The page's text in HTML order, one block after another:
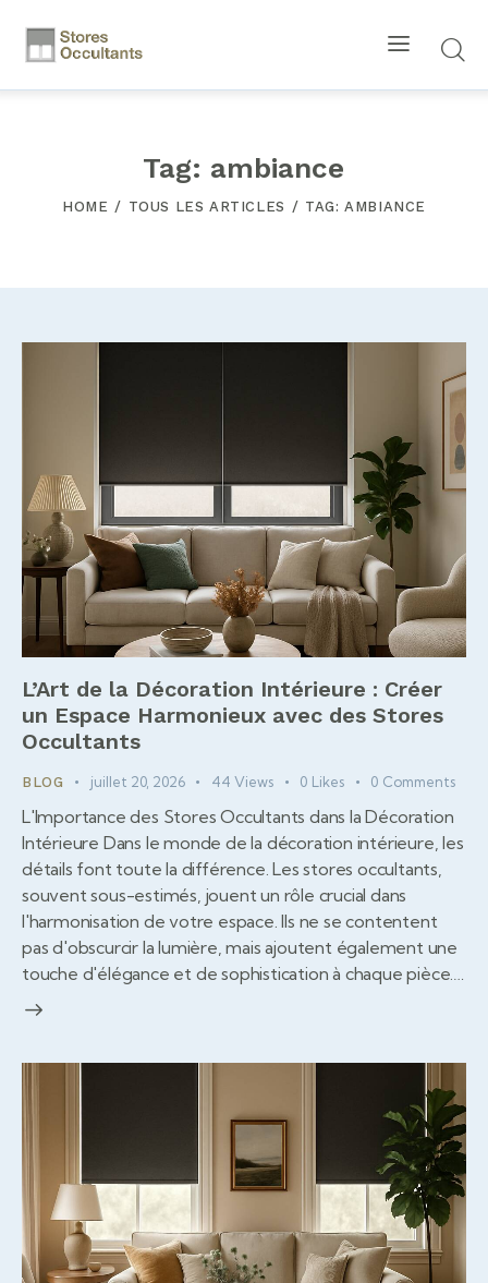
Tag: ambiance
HOME TOUS LES ARTICLES TAG: AMBIANCE
L’Art de la Décoration Intérieure : Créer
un Espace Harmonieux avec des Stores
Occultants
BLOG juillet 20, 2026 44 Views 0 Likes 0 Comments
L'Importance des Stores Occultants dans la Décoration
Intérieure Dans le monde de la décoration intérieure, les
détails font toute la différence. Les stores occultants,
souvent sous-estimés, jouent un rôle crucial dans
l'harmonisation de votre espace. Ils ne se contentent
pas d'obscurcir la lumière, mais ajoutent également une
touche d'élégance et de sophistication à chaque pièce.…